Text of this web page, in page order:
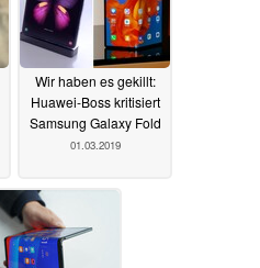
Wir haben es gekillt:
Huawei-Boss kritisiert
Samsung Galaxy Fold
01.03.2019